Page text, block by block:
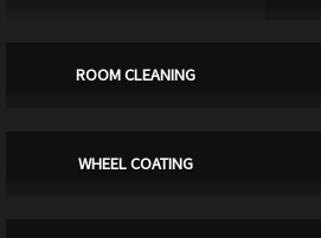
ROOM CLEANING
WHEEL COATING